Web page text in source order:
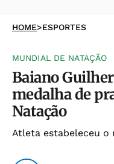
HOME>ESPORTES
MUNDIAL DE NATAÇÃO
Baiano
medalha de
Natação
Atleta estabeleceu o